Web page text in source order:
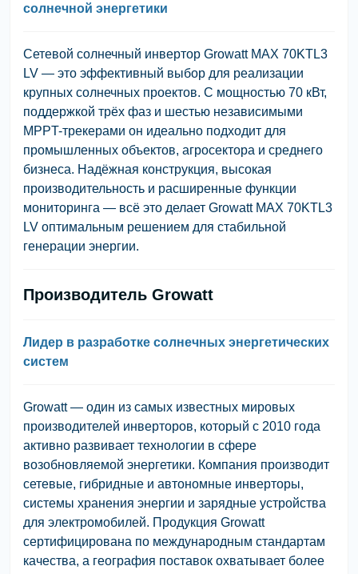
солнечной энергетики
Сетевой солнечный инвертор Growatt MAX 70KTL3
LV — это эффективный выбор для реализации
крупных солнечных проектов. С мощностью 70 кВт,
поддержкой трёх фаз и шестью независимыми
MPPT-трекерами он идеально подходит для
промышленных объектов, агросектора и среднего
бизнеса. Надёжная конструкция, высокая
производительность и расширенные функции
мониторинга — всё это делает Growatt MAX 70KTL3
LV оптимальным решением для стабильной
генерации энергии.
Производитель Growatt
Лидер в разработке солнечных энергетических
систем
Growatt — один из самых известных мировых
производителей инверторов, который с 2010 года
активно развивает технологии в сфере
возобновляемой энергетики. Компания производит
сетевые, гибридные и автономные инверторы,
системы хранения энергии и зарядные устройства
для электромобилей. Продукция Growatt
сертифицирована по международным стандартам
качества, а география поставок охватывает более